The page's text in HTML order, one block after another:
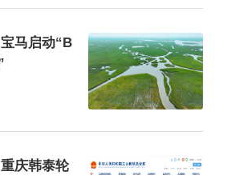
，期待他们带着对家园的热
，用画笔勾勒绿色出行蓝
一同描绘属于我们的共同家
马启动“B
庆韩泰轮